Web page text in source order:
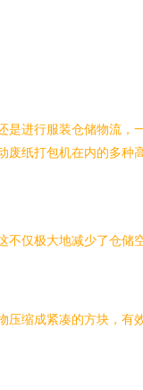
进行服装仓储物流，
纸打包机在内的多种
仅极大地减少了仓储
缩成紧凑的方块，有